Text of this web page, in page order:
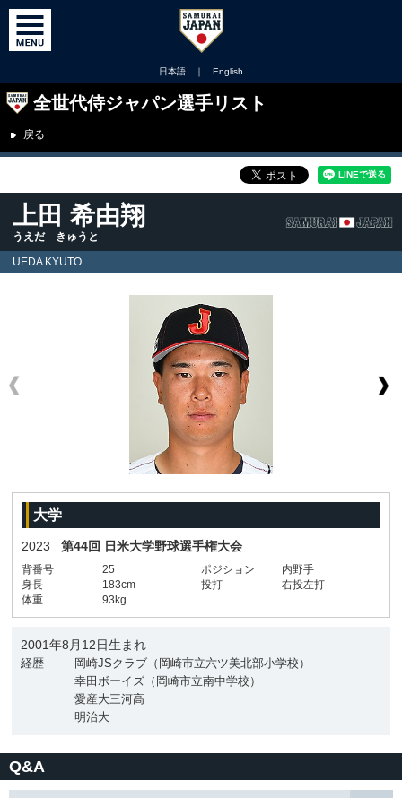
日本語 ｜ English
全世代侍ジャパン選手リスト
戻る
上田 希由翔
うえだ きゅうと
UEDA KYUTO
大学
2023 第44回 日米大学野球選手権大会
背番号 25 ポジション
内野手
身長
183cm 投打
右投左打
体重
93kg
2001年8月12日生まれ
経歴
岡崎JSクラブ（岡崎市立六ツ美北部小学校）
幸田ボーイズ（岡崎市立南中学校）
愛産大三河高
明治大
Q&A